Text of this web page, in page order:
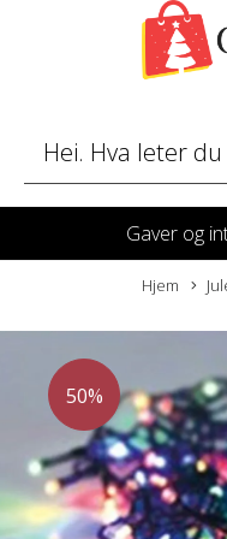
Gaver og
Hjem
50%